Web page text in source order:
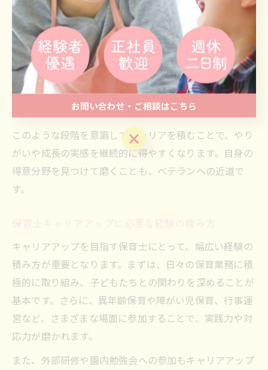
次に、保育現場でのリーダー的役割を少しずつ担うこと
が、ステップアップの鍵となります。例えば、後輩の育
成や行事の企画・運営などに積極的に関わることで、自
身の視野が広がり、保育士としての自信も高まります。
実際に大阪府吹田市や堺市堺区でも、こうした経験を重
ねた保育士が職場の中心的存在となっています。
このような段階を意識してキャリアを積むことで、やり
がいや成長の実感を継続的に得やすくなります。自身の
得意分野を見つけて磨くことも、ベテランへの近道で
す。
保育士キャリアアップに必要な経験の積み方
キャリアアップを目指す保育士にとって、幅広い経験の
積み方が重要となります。まずは、日々の保育業務に積
極的に取り組み、子どもたちとの関わりを深めることが
基本です。さらに、異年齢保育や障がい児保育、行事運
営など、さまざまな場面に参加することで、実践力や対
応力が磨かれます。
また、外部研修や園内勉強会への参加もキャリアアップ
お問い合わせ・ご相談はこちら
お問い合わせ・ご相談はこちら